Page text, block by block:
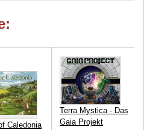
Caledonia
Terra Mystica - Das
Gaia Projekt